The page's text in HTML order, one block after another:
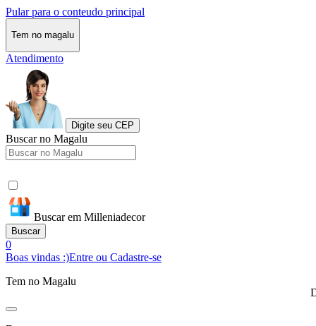
Pular para o conteudo principal
Tem no magalu
Atendimento
Digite seu CEP
Buscar no Magalu
Buscar em Milleniadecor
Buscar
0
Boas vindas :)Entre ou Cadastre-se
Tem no Magalu